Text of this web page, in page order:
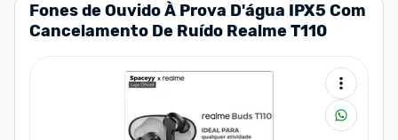
Fones de Ouvido À Prova D'água IPX5 Com
Cancelamento De Ruído Realme T110